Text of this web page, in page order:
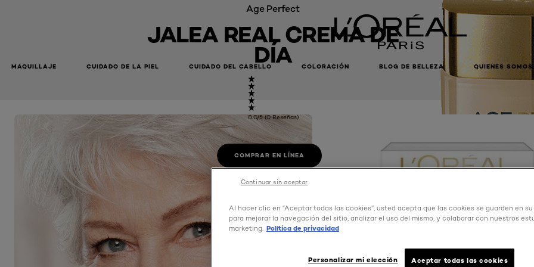
MAQUILLAJE CUIDADO DE LA PIEL CUIDADO DEL CABELLO COLORACIÓN BLOG DE BELLEZA QUIENES SOMOS
Age Perfect
JALEA REAL CREMA DE
DÍA
0.0/5 (0 Reseñas)
COMPRAR EN LÍNEA
Al hacer clic en “Aceptar todas las cookies”, usted acepta que las cookies se guarden en
para mejorar la navegación del sitio, analizar el uso del mismo, y colaborar con nuestros
marketing. Política de privacidad
Aceptar todas las cookies
Personalizar mi elección
Continuar sin aceptar